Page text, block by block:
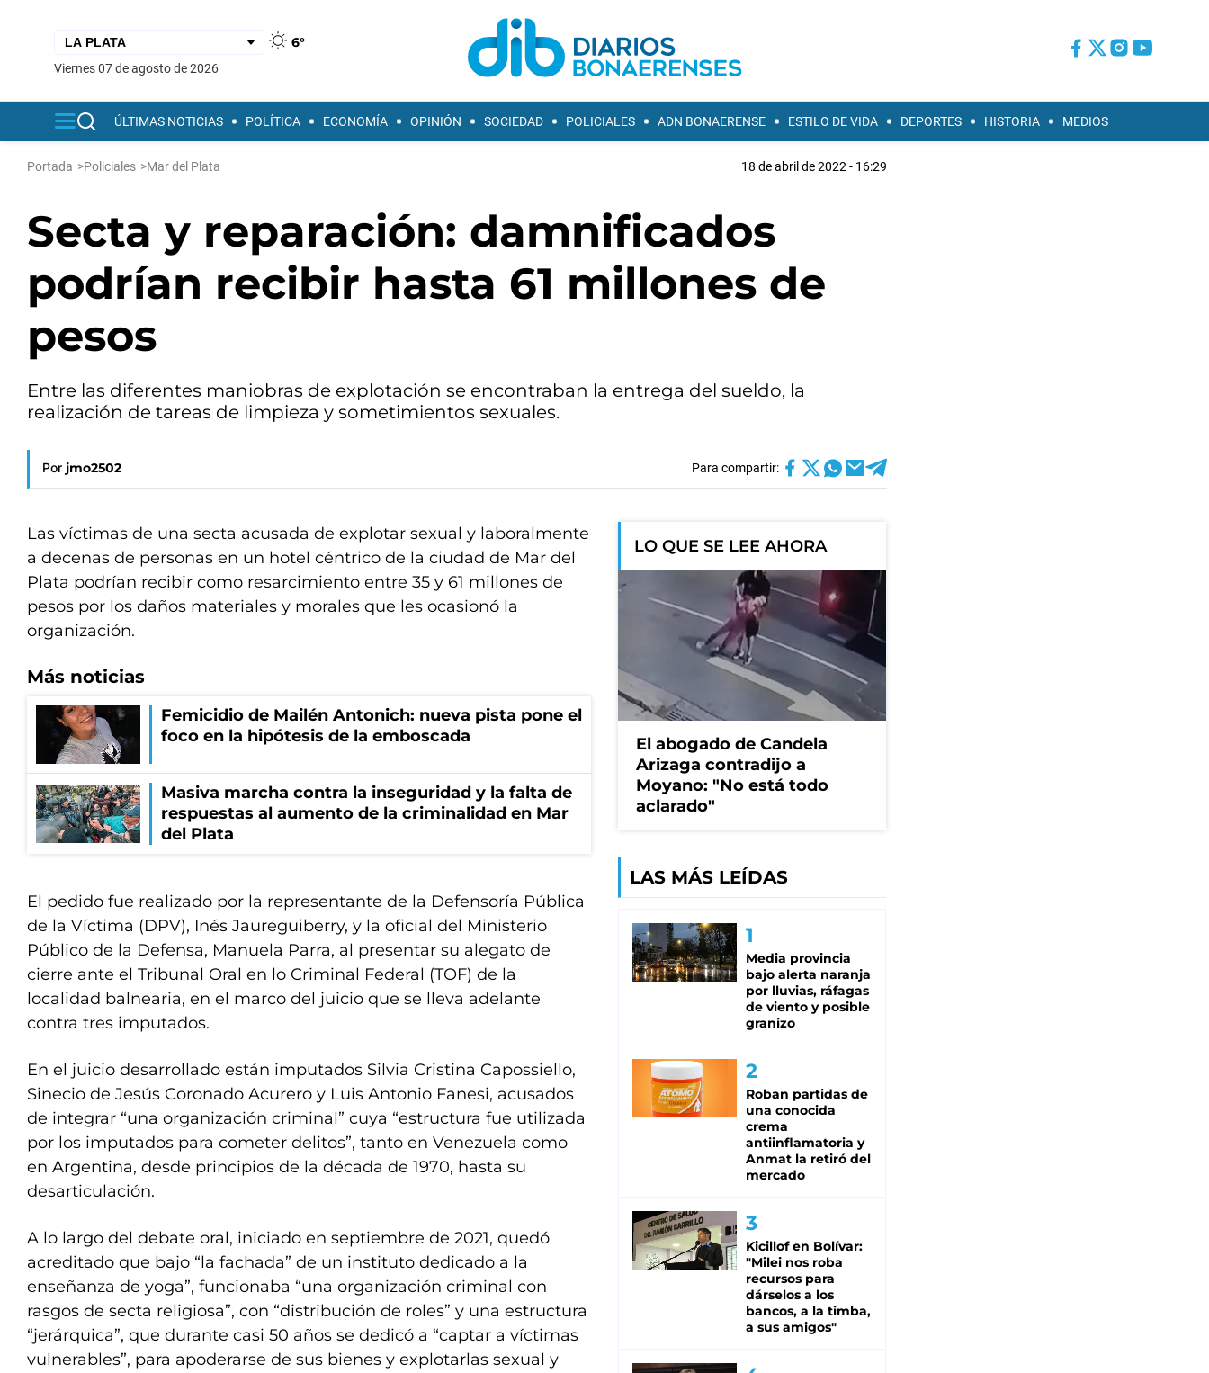
6°
viernes 07 de agosto de 2026
ÚLTIMAS NOTICIAS POLÍTICA ECONOMÍA OPINIÓN SOCIEDAD POLICIALES ADN BONAERENSE ESTILO DE VIDA DEPORTES HISTORIA MEDIOS
Portada >Policiales >Mar del Plata 18 de abril de 2022 - 16:29
Secta y reparación: damnificados
podrían recibir hasta 61 millones de
pesos
Entre las diferentes maniobras de explotación se encontraban la entrega del sueldo, la
realización de tareas de limpieza y sometimientos sexuales.
Por jmo2502 Para compartir:
Las víctimas de una secta acusada de explotar sexual y laboralmente
a decenas de personas en un hotel céntrico de la ciudad de Mar del
Plata podrían recibir como resarcimiento entre 35 y 61 millones de
pesos por los daños materiales y morales que les ocasionó la
organización.
Más noticias
Femicidio de Mailén Antonich: nueva pista pone el
foco en la hipótesis de la emboscada
Masiva marcha contra la inseguridad y la falta de
respuestas al aumento de la criminalidad en Mar
del Plata
El pedido fue realizado por la representante de la Defensoría Pública
de la Víctima (DPV), Inés Jaureguiberry, y la oficial del Ministerio
Público de la Defensa, Manuela Parra, al presentar su alegato de
cierre ante el Tribunal Oral en lo Criminal Federal (TOF) de la
localidad balnearia, en el marco del juicio que se lleva adelante
contra tres imputados.
En el juicio desarrollado están imputados Silvia Cristina Capossiello,
Sinecio de Jesús Coronado Acurero y Luis Antonio Fanesi, acusados
de integrar “una organización criminal” cuya “estructura fue utilizada
por los imputados para cometer delitos”, tanto en Venezuela como
en Argentina, desde principios de la década de 1970, hasta su
desarticulación.
A lo largo del debate oral, iniciado en septiembre de 2021, quedó
acreditado que bajo “la fachada” de un instituto dedicado a la
enseñanza de yoga”, funcionaba “una organización criminal con
rasgos de secta religiosa”, con “distribución de roles” y una estructura
“jerárquica”, que durante casi 50 años se dedicó a “captar a víctimas
vulnerables”, para apoderarse de sus bienes y explotarlas sexual y
LO QUE SE LEE AHORA
El abogado de Candela
Arizaga contradijo a
Moyano: "No está todo
aclarado"
LAS MÁS LEÍDAS
Media provincia
bajo alerta naranja
por lluvias, ráfagas
de viento y posible
granizo
Roban partidas de
una conocida
crema
antiinflamatoria y
Anmat la retiró del
mercado
Kicillof en Bolívar:
"Milei nos roba
recursos para
dárselos a los
bancos, a la timba,
a sus amigos"